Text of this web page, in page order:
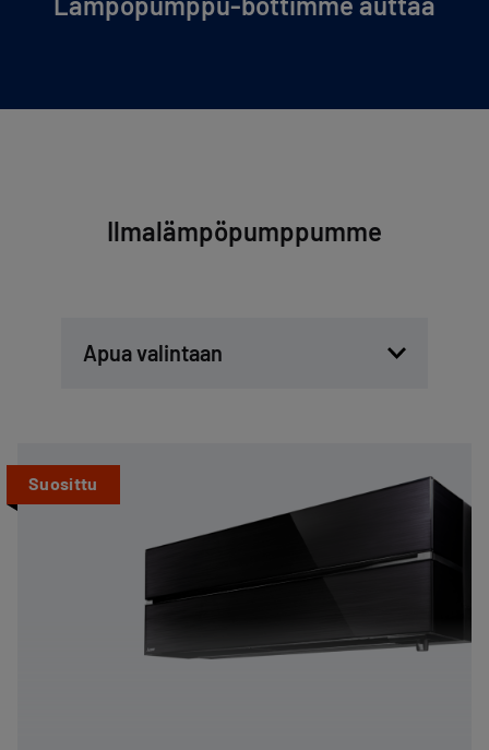
Ilmalämpöpumppumme
Apua valintaan
Suosittu